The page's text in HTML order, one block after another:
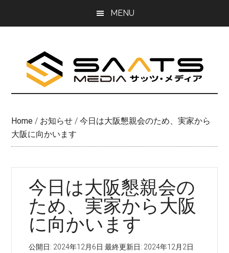
MENU
Home / お知らせ / 今日は大阪懇親会のため、実家から
大阪に向かいます
今日は大阪懇親会の
ため、実家から大阪
に向かいます
公開日: 2024年12月6日 最終更新日: 2024年12月2日